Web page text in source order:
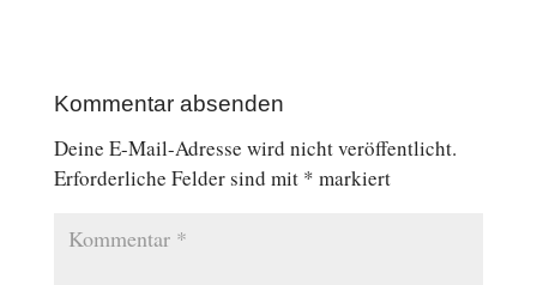
Kommentar absenden
Deine E-Mail-Adresse wird nicht veröffentlicht.
Erforderliche Felder sind mit * markiert